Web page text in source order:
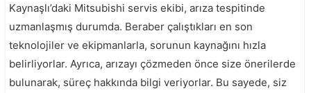
Kaynaşlı’daki Mitsubishi servis ekibi, arıza tespitinde
uzmanlaşmış durumda. Beraber çalıştıkları en son
teknolojiler ve ekipmanlarla, sorunun kaynağını hızla
belirliyorlar. Ayrıca, arızayı çözmeden önce size önerilerde
bulunarak, süreç hakkında bilgi veriyorlar. Bu sayede, siz